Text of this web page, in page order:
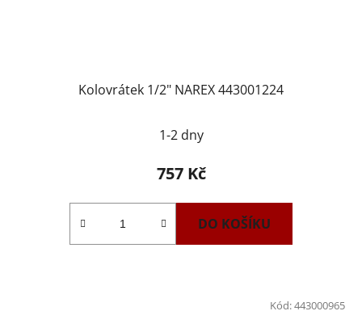
Kolovrátek 1/2" NAREX 443001224
1-2 dny
757 Kč
DO KOŠÍKU
Kód:443000965